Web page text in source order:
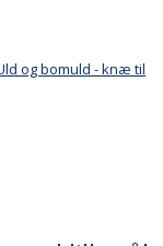
og bomuld - knæ til